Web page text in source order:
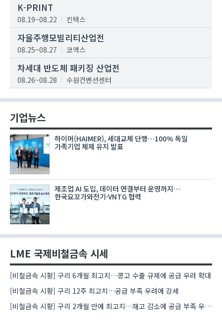
K-PRINT
08.19~08.22 킨텍스
자율주행모빌리티산업전
08.25~08.27 코엑스
차세대 반도체 패키징 산업전
08.26~08.28 수원컨벤션센터
기업뉴스
하이머(HAIMER), 세대교체 단행…100% 독일
가족기업 체제 유지 발표
제조업 AI 도입, 데이터 연결부터 운영까지…
한국요꼬가와전기·VNTG 협력
LME 국제비철금속 시세
[비철금속 시황] 구리 6개월 최고치…콩고 수출 규제에 공급 우려 확대
[비철금속 시황] 구리 12주 최고치…공급 부족 우려에 강세
[비철금속 시황] 구리 2개월 만에 최고치…재고 감소에 공급 부족 우려 확대